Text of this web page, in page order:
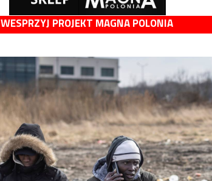
WESPRZYJ PROJEKT MAGNA POLONIA